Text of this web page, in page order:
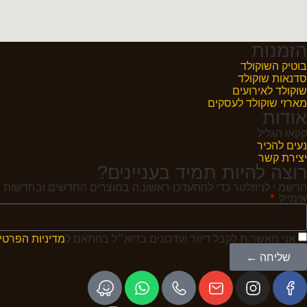
הזמנות
בוטיק השוקולד
סדנאות שוקולד
שוקולד לאירועים
מארזי שוקולד לעסקים
אודות
קקאו הגליל
נעים להכיר
יצירת קשר
רוצה להיות תמיד בעניינים?
הרשמ.י לניוזלטר כדי להתעדכן ראשונ.ה במוצרים החדשים ובחדשות
אימייל
אני מאשר.ת לקבל דיוור ועדכונים בדוא״ל בהתאם למדיניות
שליחה ←